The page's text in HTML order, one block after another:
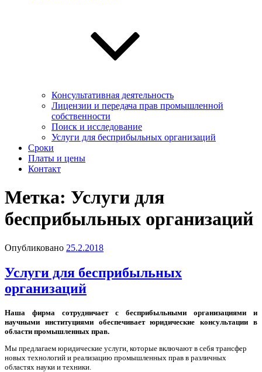
Консультативная деятельность
Лицензии и передача прав промышленной
собственности
Поиск и исследование
Услуги для беcприбыльных организаций
Сроки
Платы и цены
Контакт
Метка: Услуги для
беcприбыльных организаций
Опубликовано 25.2.2018
Услуги для беcприбыльных
организаций
Наша фирма сотрудничает с бесприбыльными организациями и
научными институциями обеспечивает юридические консультации в
области промышленных прав.
Мы предлагаем юридические услуги, которые включают в себя трансфер
новых технологий и реализацию промышленных прав в различных
областях науки и техники.